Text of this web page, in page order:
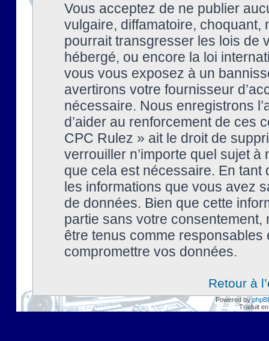
Vous acceptez de ne publier
vulgaire, diffamatoire, choquant,
pourrait transgresser les lois de
hébergé, ou encore la loi
vous vous exposez à un
avertirons votre fournisseur
nécessaire. Nous enregistrons
d’aider au renforcement de ces
CPC Rulez » ait le droit de
verrouiller n’importe quel sujet à
que cela est nécessaire. En tant
les informations que vous avez
de données. Bien que cette
partie sans votre
être tenus comme
compromettre vos données.
Retour à
Powered by
Traduit